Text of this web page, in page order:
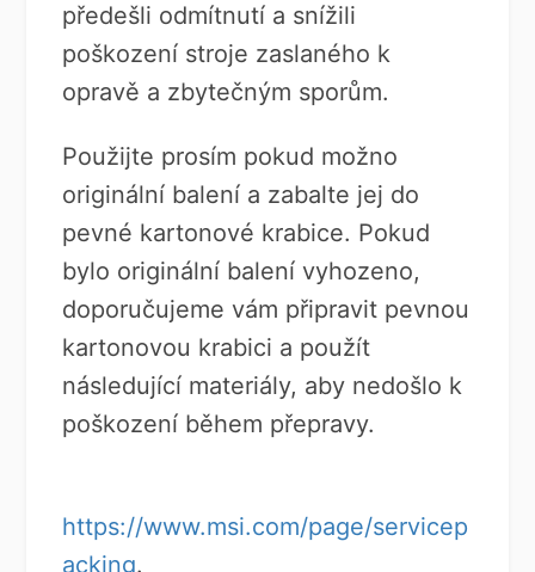
předešli odmítnutí a snížili
poškození stroje zaslaného k
opravě a zbytečným sporům.
Použijte prosím pokud možno
originální balení a zabalte jej do
pevné kartonové krabice. Pokud
bylo originální balení vyhozeno,
doporučujeme vám připravit pevnou
kartonovou krabici a použít
následující materiály, aby nedošlo k
poškození během přepravy.
https://www.msi.com/page/servicep
acking.